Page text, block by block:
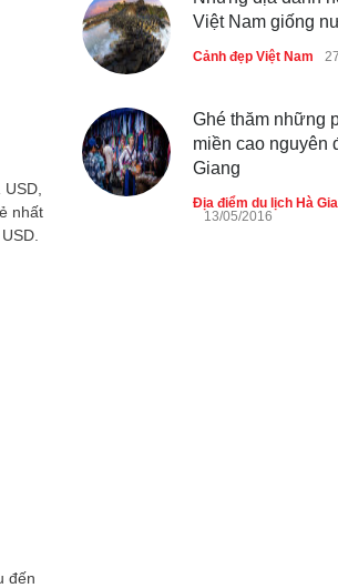
nhất
đến
Cảnh đẹp Việt Nam
Bún cá thố và
Cảnh đẹp Việt Nam
Việt Nam giống
Cảnh đẹp Việt Nam
Ghé thăm những
miền cao nguyên
Giang
Địa điểm du lịch Hà
13/05/2016